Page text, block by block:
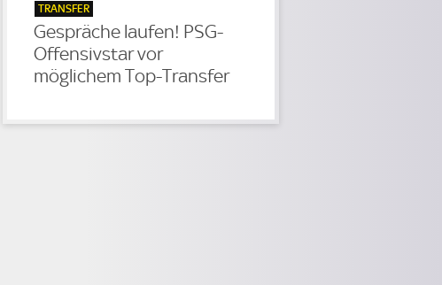
TRANSFER
Gespräche laufen! PSG-
Offensivstar vor
möglichem Top-Transfer